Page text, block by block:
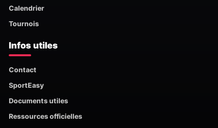
Calendrier
Tournois
Infos utiles
Contact
SportEasy
Documents utiles
Ressources officielles